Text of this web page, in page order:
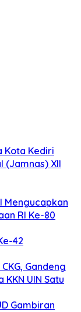
Kota Kediri
(Jamnas) XII
Mengucapkan
RI Ke-80
42
Gandeng
UIN Satu
Gambiran